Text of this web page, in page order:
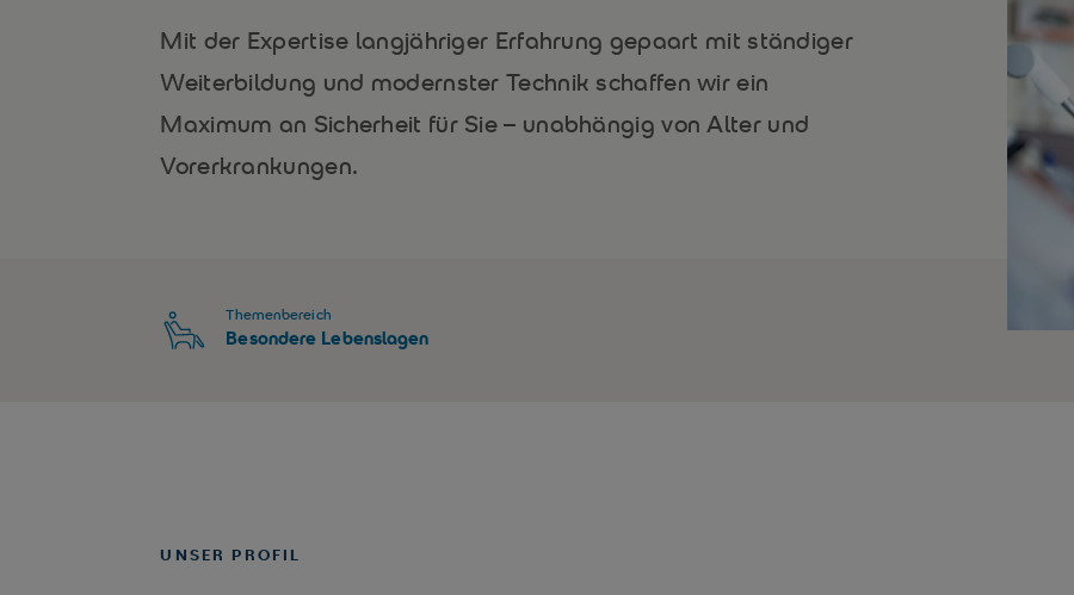
Mit der Expertise langjähriger Erfahrung gepaart mit ständiger
Weiterbildung und modernster Technik schaffen wir ein
Maximum an Sicherheit für Sie – unabhängig von Alter und
Vorerkrankungen.
Themenbereich
Besondere Lebenslagen
UNSER PROFIL